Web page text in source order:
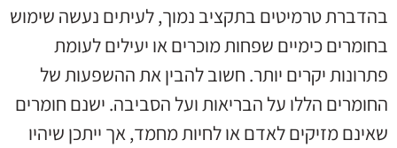
בהדברת טרמיטים בתקציב נמוך, לעיתים נעשה שימוש
בחומרים כימיים שפחות מוכרים או יעילים לעומת
פתרונות יקרים יותר. חשוב להבין את ההשפעות של
החומרים הללו על הבריאות ועל הסביבה. ישנם חומרים
שאינם מזיקים לאדם או לחיות מחמד, אך ייתכן שיהיו